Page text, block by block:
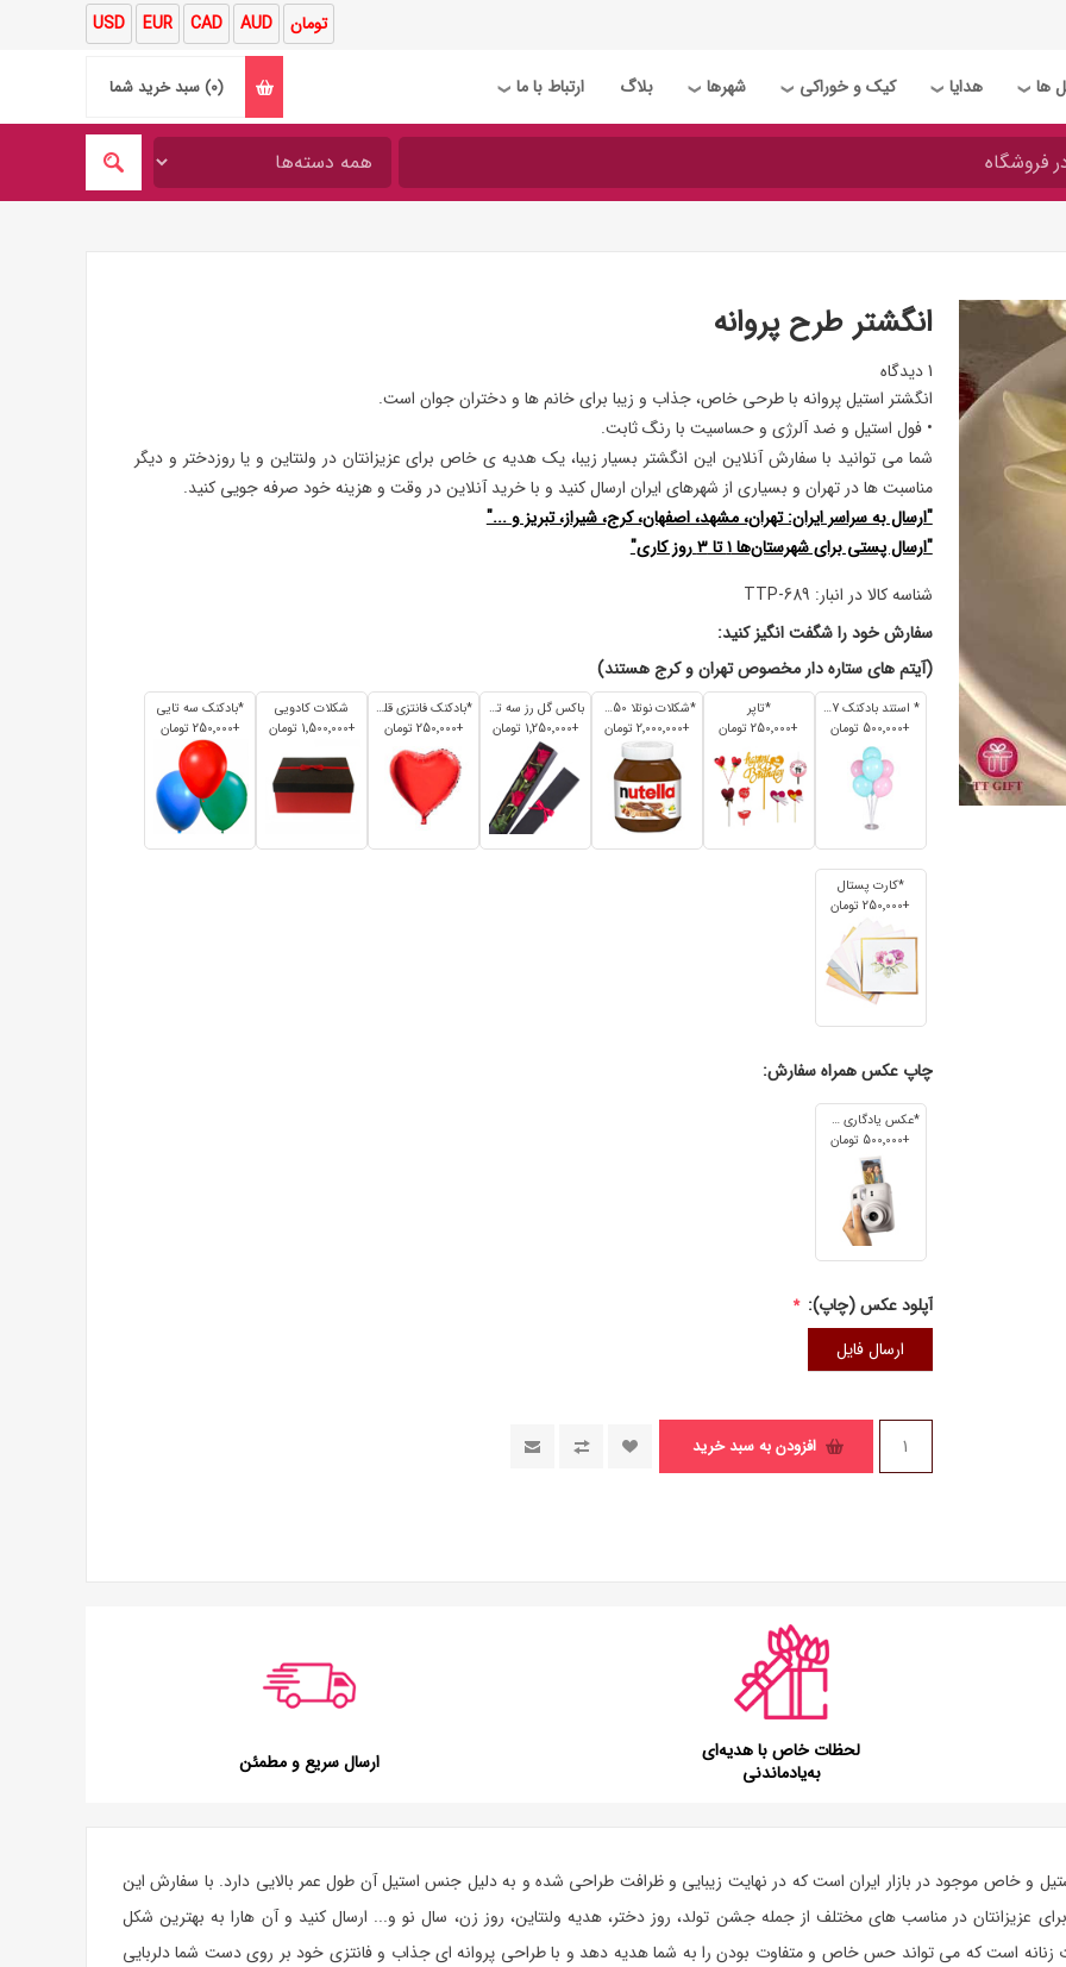
USD EUR CAD AUD تومان
ها ❯ هدایا ❯ کیک و خوراکی ❯ شهرها ❯ بلاگ ارتباط با ما ❯
(0) سبد خرید شما
انگشتر طرح پروانه
1 دیدگاه
انگشتر استیل پروانه با طرحی خاص، جذاب و زیبا برای خانم ها و دختران جوان است.
• فول استیل و ضد آلرژی و حساسیت با رنگ ثابت.
شما می توانید با سفارش آنلاین این انگشتر بسیار زیبا، یک هدیه ی خاص برای عزیزانتان در ولنتاین و یا روزدختر و دیگر
مناسبت ها در تهران و بسیاری از شهرهای ایران ارسال کنید و با خرید آنلاین در وقت و هزینه خود صرفه جویی کنید.
"ارسال به سراسر ایران: تهران، مشهد، اصفهان، کرج، شیراز، تبریز و ..."
"ارسال پستی برای شهرستان‌ها ۱ تا ۳ روز کاری"
شناسه کالا در انبار: TTP-689
سفارش خود را شگفت انگیز کنید:
(آیتم های ستاره دار مخصوص تهران و کرج هستند)
* استند بادکنک 7 تایی
+500٬000 تومان
*تاپر
+250٬000 تومان
*شکلات نوتلا 350 گرم
+2٬000٬000 تومان
باکس گل رز سه تایی
+1٬250٬000 تومان
*بادکنک فانتزی قلبی
+250٬000 تومان
شکلات کادویی
+1٬500٬000 تومان
*بادکنک سه تایی
+250٬000 تومان
*کارت پستال
+250٬000 تومان
چاپ عکس همراه سفارش:
*عکس یادگاری 7cm*5cm
+500٬000 تومان
آپلود عکس (چاپ): *
ارسال فایل
افزودن به سبد خرید
لحظات خاص با هدیه‌ای
به‌یادماندنی
ارسال سریع و مطمئن
و خاص موجود در بازار ایران است که در نهایت زیبایی و ظرافت طراحی شده و به دلیل جنس استیل آن طول عمر بالایی دارد. با سفارش این
عزیزانتان در مناسب های مختلف از جمله جشن تولد، روز دختر،هدیه ولنتاین، روز زن، سال نو و... ارسال کنید و آن هارا به بهترین شکل
زنانه است که می تواند حس خاص و متفاوت بودن را به شما هدیه دهد و با طراحی پروانه ای جذاب و فانتزی خود بر روی دست شما دلربایی